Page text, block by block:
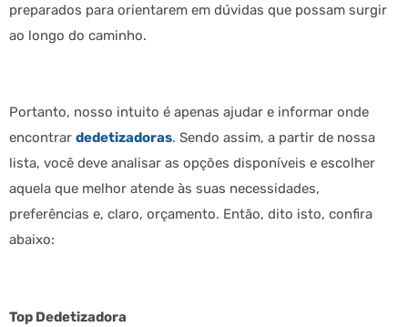
preparados para orientarem em dúvidas que possam surgir
ao longo do caminho.
Portanto, nosso intuito é apenas ajudar e informar onde
encontrar dedetizadoras. Sendo assim, a partir de nossa
lista, você deve analisar as opções disponíveis e escolher
aquela que melhor atende às suas necessidades,
preferências e, claro, orçamento. Então, dito isto, confira
abaixo:
Top Dedetizadora